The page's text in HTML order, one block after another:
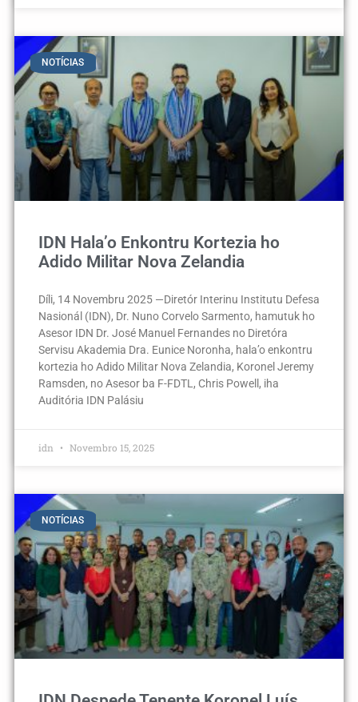
NOTÍCIAS
IDN Hala’o Enkontru Kortezia ho
Adido Militar Nova Zelandia
Díli, 14 Novembru 2025 —Diretór Interinu Institutu Defesa
Nasionál (IDN), Dr. Nuno Corvelo Sarmento, hamutuk ho
Asesor IDN Dr. José Manuel Fernandes no Diretóra
Servisu Akademia Dra. Eunice Noronha, hala’o enkontru
kortezia ho Adido Militar Nova Zelandia, Koronel Jeremy
Ramsden, no Asesor ba F-FDTL, Chris Powell, iha
Auditória IDN Palásiu
idn Novembro 15, 2025
NOTÍCIAS